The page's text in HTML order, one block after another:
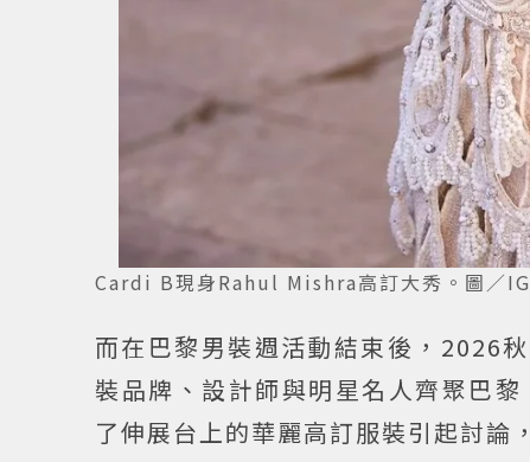
Cardi B現身Rahul Mishra高訂大秀。圖／
而在巴黎男裝週活動結束後，2026
裝品牌、設計師與明星名人齊聚巴
了伸展台上的華麗高訂服裝引起討論